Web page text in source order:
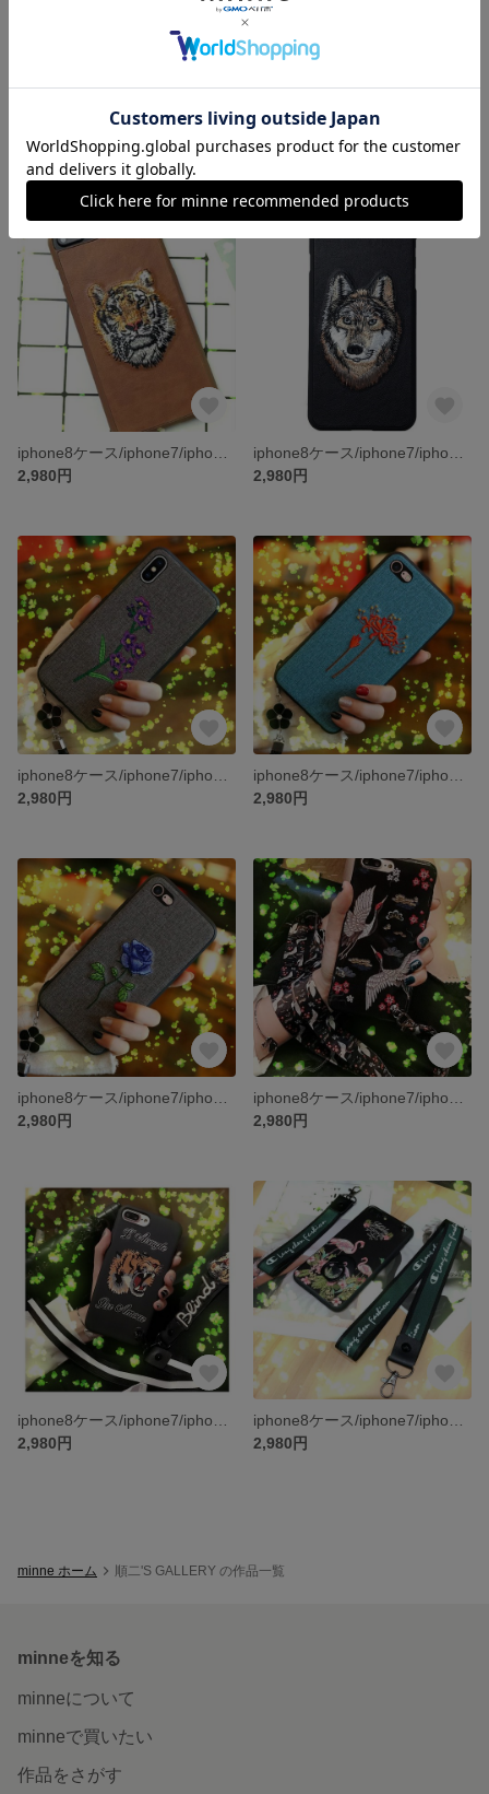
iphone8ケース/iphone7/iphone7PLUS/iphone6s/iphone6PLUS/ケース/スマホケース
2,980円
2,980円
2,980円
2,980円
2,980円
2,980円
2,980円
2,980円
2,980円
2,980円
minne ホーム 順二'S GALLERY の作品一覧
minneを知る
minneについて
minneで買いたい
作品をさがす